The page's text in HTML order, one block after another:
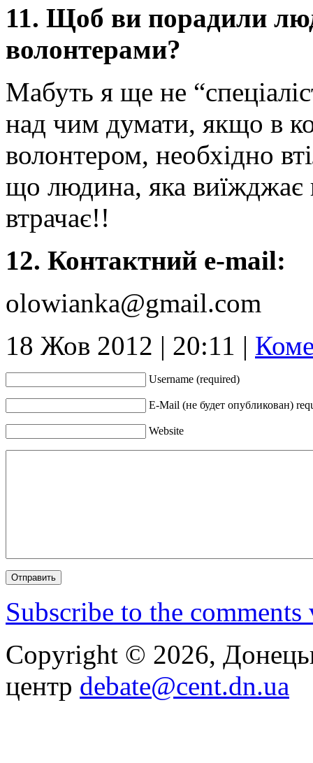
11. Щоб ви порадили
волонтерами?
Мабуть я ще не
над чим думати, якщо в
волонтером, необхідно
що людина, яка виїжджає
втрачає!!
12. Контактний e-mail:
olowianka@gmail.com
18 Жов 2012 | 20:11 |
Username (required)
Е-Mail (не будет опубликован)
Website
Subscribe to the comments
Copyright © 2026,
центр debate@cent.dn.ua